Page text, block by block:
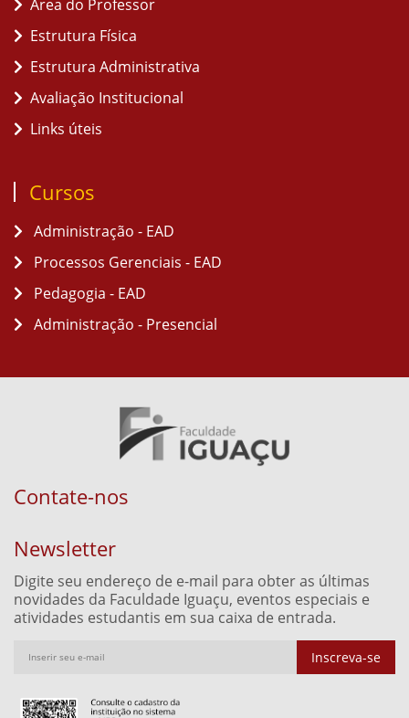
Área do Professor
Estrutura Física
Estrutura Administrativa
Avaliação Institucional
Links úteis
Cursos
Administração - EAD
Processos Gerenciais - EAD
Pedagogia - EAD
Administração - Presencial
Contate-nos
Newsletter
Digite seu endereço de e-mail para obter as últimas
novidades da Faculdade Iguaçu, eventos especiais e
atividades estudantis em sua caixa de entrada.
Inscreva-se